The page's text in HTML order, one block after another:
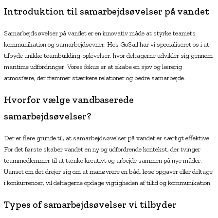
Introduktion til samarbejdsøvelser på vandet
Samarbejdsøvelser på vandet er en innovativ måde at styrke teamets
kommunikation og samarbejdsevner. Hos GoSail har vi specialiseret os i at
tilbyde unikke teambuilding-oplevelser, hvor deltagerne udvikler sig gennem
maritime udfordringer. Vores fokus er at skabe en sjov og lærerig
atmosfære, der fremmer stærkere relationer og bedre samarbejde.
Hvorfor vælge vandbaserede
samarbejdsøvelser?
Der er flere grunde til, at samarbejdsøvelser på vandet er særligt effektive.
For det første skaber vandet en ny og udfordrende kontekst, der tvinger
teammedlemmer til at tænke kreativt og arbejde sammen på nye måder.
Uanset om det drejer sig om at manøvrere en båd, løse opgaver eller deltage
i konkurrencer, vil deltagerne opdage vigtigheden af tillid og kommunikation.
Types of samarbejdsøvelser vi tilbyder